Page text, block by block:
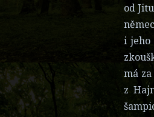
od
i jeho
má
z